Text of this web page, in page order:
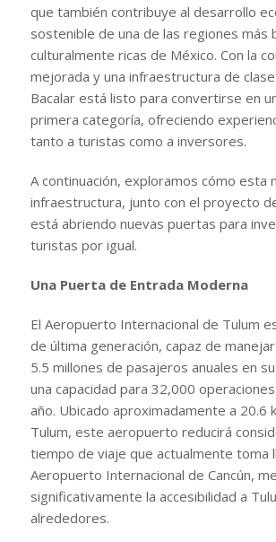
que también contribuye al desarrollo
sostenible de una de las regiones más
culturalmente ricas de México. Con la
mejorada y una infraestructura de
Bacalar está listo para convertirse en
primera categoría, ofreciendo
tanto a turistas como a inversores.
A continuación, exploramos cómo esta
infraestructura, junto con el proyecto
está abriendo nuevas puertas para
turistas por igual.
Una Puerta de Entrada Moderna
El Aeropuerto Internacional de Tulum
de última generación, capaz de
5.5 millones de pasajeros anuales en
una capacidad para 32,000
año. Ubicado aproximadamente a 20.6
Tulum, este aeropuerto reducirá
tiempo de viaje que actualmente toma
Aeropuerto Internacional de Cancún,
significativamente la accesibilidad a
alrededores.